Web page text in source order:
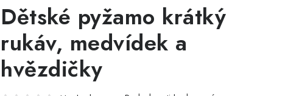
Dětské pyžamo krátký
rukáv, medvídek a
hvězdičky